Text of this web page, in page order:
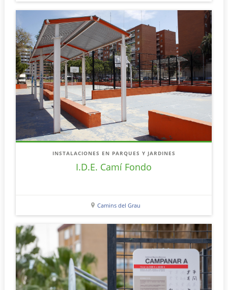
INSTALACIONES EN PARQUES Y JARDINES
I.D.E. Camí Fondo
Camins del Grau